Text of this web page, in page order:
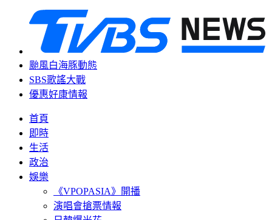
颱風白海豚動態
SBS歌謠大戰
優惠好康情報
首頁
即時
生活
政治
娛樂
《VPOPASIA》開播
演唱會搶票情報